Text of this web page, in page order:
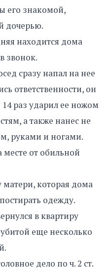
его знакомой,
дочерью.
находится дома
звонок.
сразу напал на нее
ответственности, он
раз ударил ее ножом
а также нанес не
руками и ногами.
от обильной
которая дома
одежду.
в квартиру
еще несколько
дело по ч. 2 ст.